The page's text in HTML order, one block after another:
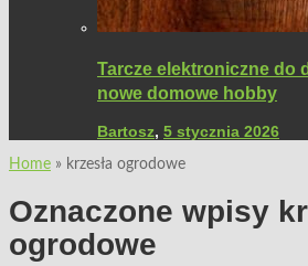
Tarcze elektroniczne do
nowe domowe hobby
Bartosz, 5 stycznia 2026
Home » krzesła ogrodowe
Oznaczone wpisy
ogrodowe